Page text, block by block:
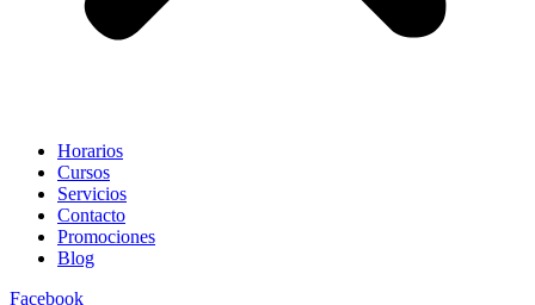
Horarios
Cursos
Servicios
Contacto
Promociones
Blog
Facebook